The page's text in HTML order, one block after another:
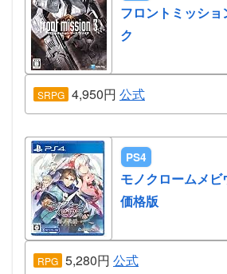
フロントミッシ
ク
SRPG 4,950円 公式
PS4
モノクロームメ
価格版
RPG 5,280円 公式